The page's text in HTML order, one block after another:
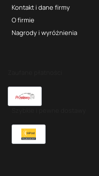
Kontakt i dane firmy
O firmie
Nagrody i wyróżnienia